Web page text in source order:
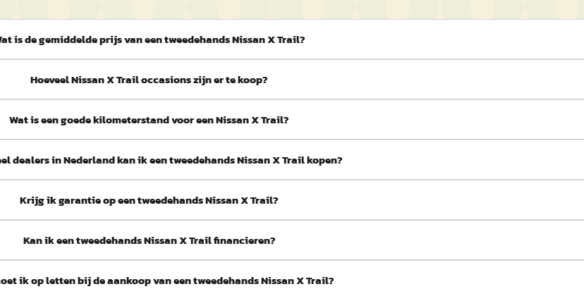
is de gemiddelde prijs van een tweedehands Nissan X Trail?
Hoeveel Nissan X Trail occasions zijn er te koop?
Wat is een goede kilometerstand voor een Nissan X Trail?
dealers in Nederland kan ik een tweedehands Nissan X Trail kopen?
Krijg ik garantie op een tweedehands Nissan X Trail?
Kan ik een tweedehands Nissan X Trail financieren?
ik op letten bij de aankoop van een tweedehands Nissan X Trail?